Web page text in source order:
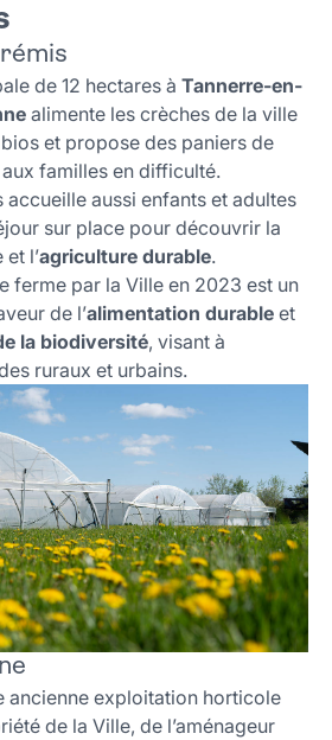
de 12 hectares à Tannerre-en-
alimente les crèches de la ville
et propose des paniers de
familles en difficulté.
accueille aussi enfants et adultes
sur place pour découvrir la
l’agriculture durable.
ferme par la Ville en 2023 est un
de l’alimentation durable et
la biodiversité, visant à
ruraux et urbains.
ancienne exploitation horticole
de la Ville, de l’aménageur